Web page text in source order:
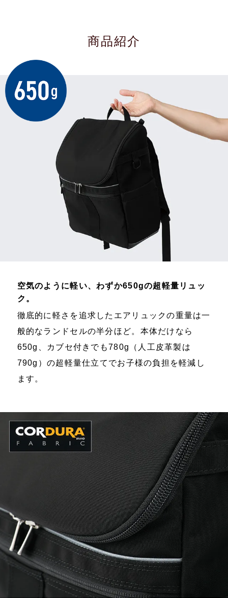
商品紹介
空気のように軽い、わずか650gの超軽量リュッ
ク。
徹底的に軽さを追求したエアリュックの重量は一
般的なランドセルの半分ほど。本体だけなら
650g、カブセ付きでも780g（人工皮革製は
790g）の超軽量仕立てでお子様の負担を軽減し
ます。